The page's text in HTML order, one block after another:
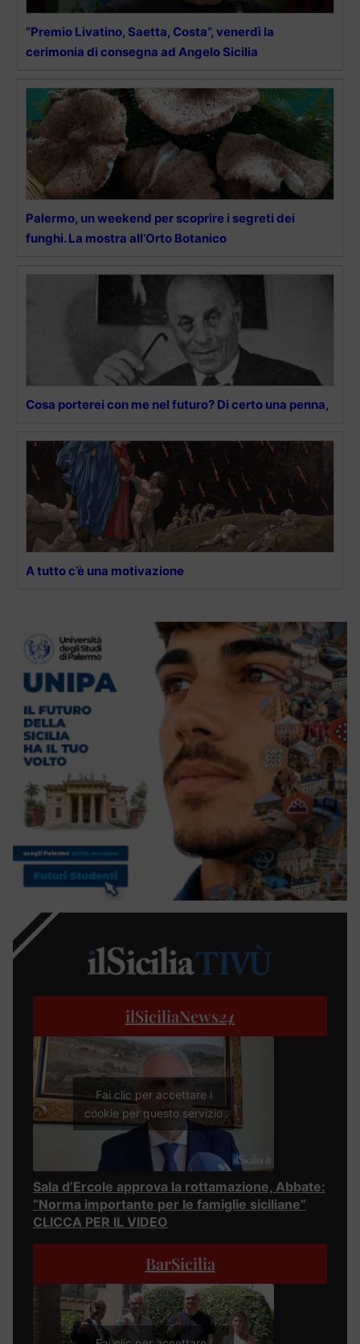
“Premio Livatino, Saetta, Costa”, venerdì la
cerimonia di consegna ad Angelo Sicilia
Palermo, un weekend per scoprire i segreti dei
funghi. La mostra all’Orto Botanico
Cosa porterei con me nel futuro? Di certo una penna,
A tutto c’è una motivazione
ilSiciliaNews24
Fai clic per accettare i
cookie per questo servizio
Sala d’Ercole approva la rottamazione, Abbate:
“Norma importante per le famiglie siciliane”
CLICCA PER IL VIDEO
BarSicilia